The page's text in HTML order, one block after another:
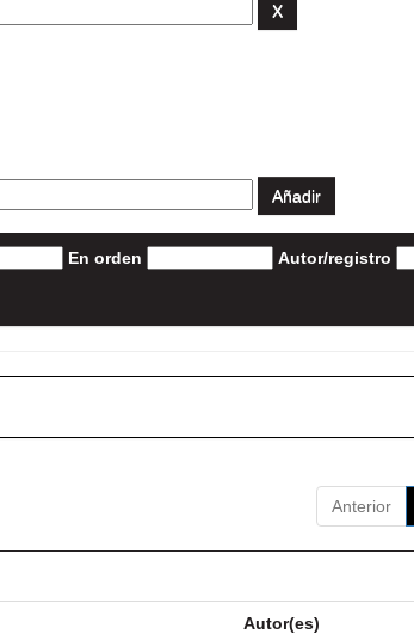
En orden Autor/registro
Anterior
Autor(es)